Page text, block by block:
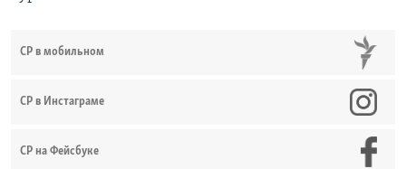
СР в мобильном
СР в Инстаграме
СР на Фейсбуке